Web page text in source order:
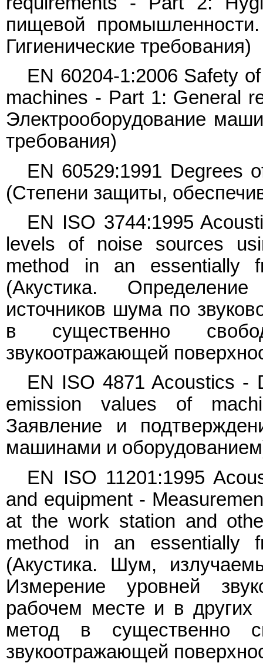
пищевой
Гигиенические требования)
EN 60204-1:2006 Safety
machines - Part 1: General
Электрооборудование
требования)
EN 60529:1991 Degrees
(Степени защиты,
EN ISO 3744:1995
levels of noise sources
method in an essentially
(Акустика.
источников шума по
в существенно
звукоотражающей
EN ISO 4871 Acoustics -
emission values of
Заявление и
машинами и
EN ISO 11201:1995
and equipment -
at the work station and
method in an essentially
(Акустика. Шум,
Измерение уровней
рабочем месте и в других
метод в существенно
звукоотражающей